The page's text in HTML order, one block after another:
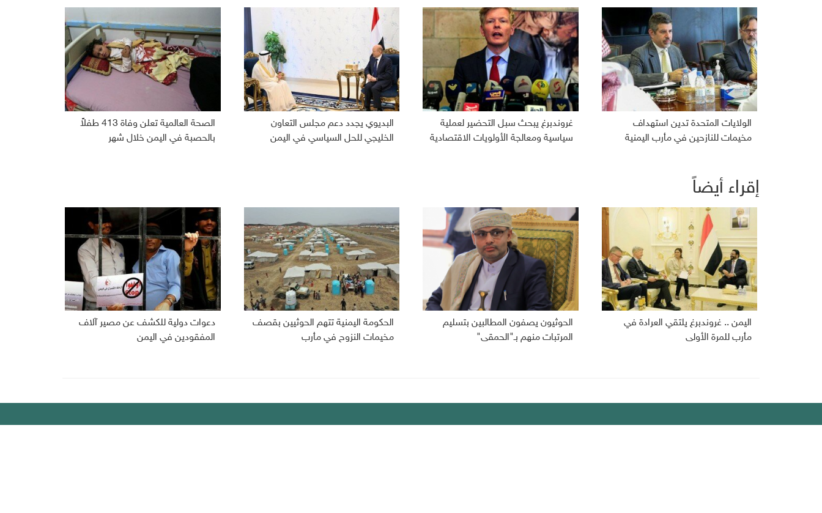
الولايات المتحدة تدين استهداف
مخيمات للنازحين في مأرب اليمنية
غروندبرغ يبحث سبل التحضير لعملية
سياسية ومعالجة الأولويات الاقتصادية
البديوي يجدد دعم مجلس التعاون
الخليجي للحل السياسي في اليمن
الصحة العالمية تعلن وفاة 413 طفلاً
بالحصبة في اليمن خلال شهر
إقراء أيضاً
اليمن .. غروندبرغ يلتقي العرادة في
مأرب للمرة الأولى
الحوثيون يصفون المطالبين بتسليم
المرتبات منهم بـ"الحمقى"
الحكومة اليمنية تتهم الحوثيين بقصف
مخيمات النزوح في مأرب
دعوات دولية للكشف عن مصير آلاف
المفقودين في اليمن